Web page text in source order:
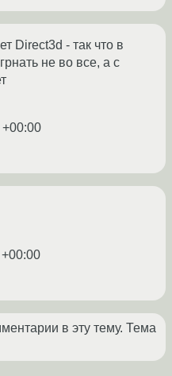
Direct3d - так что в
не во все, а с
в эту тему. Тема